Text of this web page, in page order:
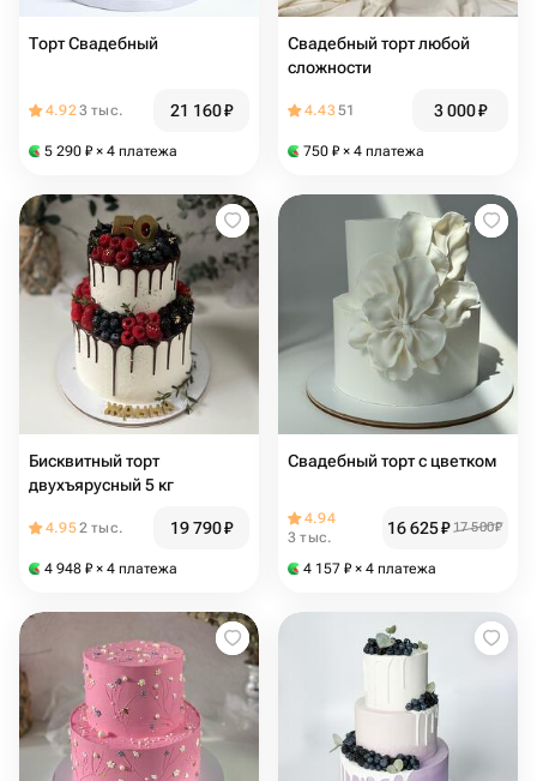
Торт Свадебный
4.923 тыс. 21 160₽
5 290 ₽ × 4 платежа
Свадебный торт любой
сложности
4.4351 3 000₽
750 ₽ × 4 платежа
Бисквитный торт
двухъярусный 5 кг
4.952 тыс. 19 790₽
4 948 ₽ × 4 платежа
Свадебный торт с цветком
4.94
3 тыс.
16 625₽ 17 500₽
4 157 ₽ × 4 платежа